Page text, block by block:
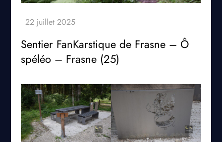
Sentier FanKarstique de Frasne – Ô
spéléo – Frasne (25)